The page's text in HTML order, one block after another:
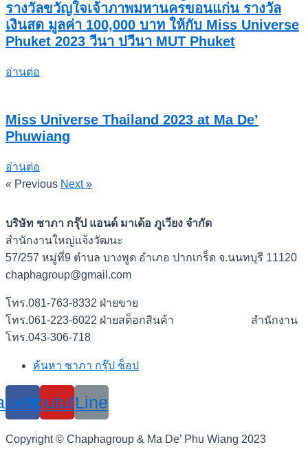
รางวัลขวัญใจเจ้าภาพมหานครขอนแก่น รางวัล
เงินสด มูลค่า 100,000 บาท ให้กับ Miss Universe
Phuket 2023 วีนา ปวีนา MUT Phuket
อ่านต่อ
Miss Universe Thailand 2023 at Ma De’
Phuwiang
อ่านต่อ
« Previous Next »
บริษัท ชาภา กรุ๊ป แอนด์ มาเด้อ ภูเวียง จำกัด
สำนักงานใหญ่แจ้งวัฒนะ
57/257 หมู่ที่9 ตำบล บางพูด อำเภอ ปากเกร็ด จ.นนทบุรี 11120
chaphagroup@gmail.com
โทร.081-763-8332 ฝ่ายขาย
โทร.061-223-6022 ฝ่ายสต็อกสินค้า สำนักงาน
โทร.043-306-718
ค้นหา ชาภา กรุ๊ป ช็อป
YoutubeLine
Copyright © Chaphagroup & Ma De’ Phu Wiang 2023